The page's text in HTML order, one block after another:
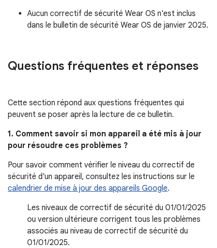
Aucun correctif de sécurité Wear OS n'est inclus
dans le bulletin de sécurité Wear OS de janvier 2025.
Questions fréquentes et réponses
Cette section répond aux questions fréquentes qui
peuvent se poser après la lecture de ce bulletin.
1. Comment savoir si mon appareil a été mis à jour
pour résoudre ces problèmes ?
Pour savoir comment vérifier le niveau du correctif de
sécurité d'un appareil, consultez les instructions sur le
calendrier de mise à jour des appareils Google.
Les niveaux de correctif de sécurité du 01/01/2025
ou version ultérieure corrigent tous les problèmes
associés au niveau de correctif de sécurité du
01/01/2025.